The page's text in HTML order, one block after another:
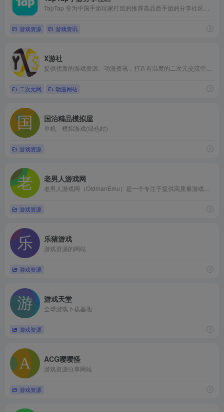
游戏资源 游戏资讯
X游社
二次元网 动漫网站
国治精品模拟屋
单机、模拟游戏(绿色站)
游戏资源
老男人游戏网
游戏资源
乐猪游戏
游戏资源的网站
游戏资源
游戏天堂
全球游戏下载基地
游戏资源
ACG嘤嘤怪
游戏资源分享网站
游戏资源